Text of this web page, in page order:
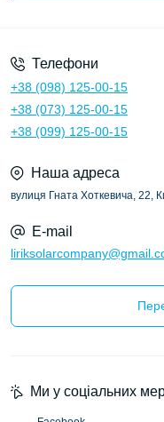
Телефони
+38 (098) 125-00-15
+38 (073) 125-00-15
+38 (099) 125-00-15
Наша адреса
вулиця Гната Хоткевича, 22,
E-mail
Ми у соціальних